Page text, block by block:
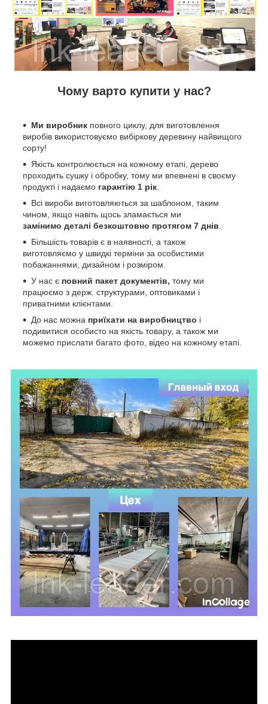
Чому варто купити у нас?
Ми виробник повного циклу, для виготовлення
виробів використовуємо вибіркову деревину найвищого
сорту!
Якість контролюється на кожному етапі, дерево
проходить сушку і обробку, тому ми впевнені в своєму
продукті і надаємо гарантію 1 рік
Всі вироби виготовляються за шаблоном, таким
чином, якщо навіть щось зламається ми
замінимо деталі безкоштовно протягом 7 днів
Більшість товарів є в наявності, а також
виготовляємо у швидкі терміни за особистими
побажаннями, дизайном і розміром.
У нас є повний пакет документів, тому ми
працюємо з держ. структурами, оптовиками і
приватними клієнтами.
До нас можна приїхати на виробництво і
подивитися особисто на якість товару, а також ми
можемо прислати багато фото, відео на кожному етапі.